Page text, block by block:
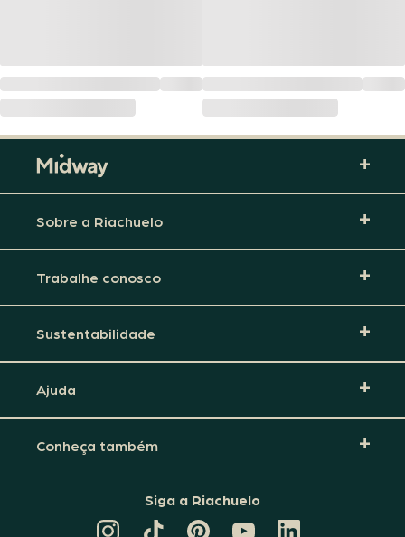
Sobre a Riachuelo
Trabalhe conosco
Sustentabilidade
Ajuda
Conheça também
Siga a Riachuelo
CANAL